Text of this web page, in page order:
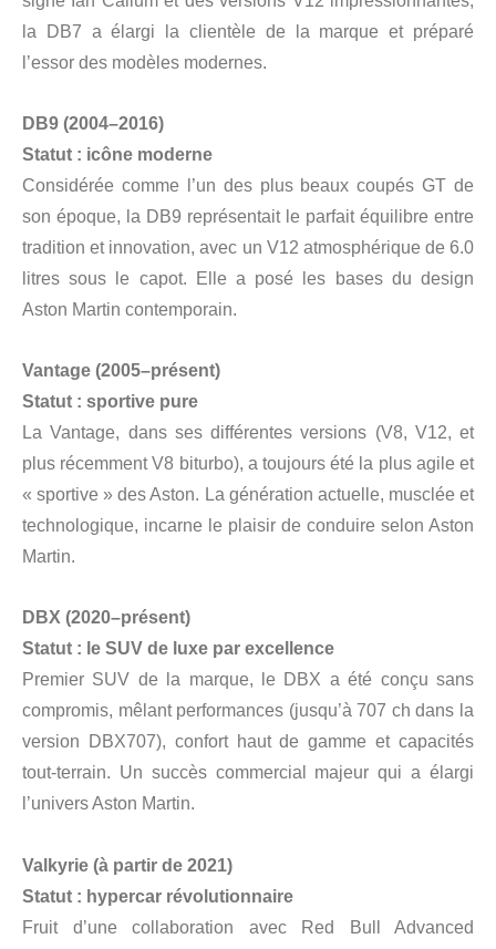
la DB7 a élargi la clientèle de la marque et préparé
l’essor des modèles modernes.
DB9 (2004–2016)
Statut : icône moderne
Considérée comme l’un des plus beaux coupés GT de
son époque, la DB9 représentait le parfait équilibre entre
tradition et innovation, avec un V12 atmosphérique de 6.0
litres sous le capot. Elle a posé les bases du design
Aston Martin contemporain.
Vantage (2005–présent)
Statut : sportive pure
La Vantage, dans ses différentes versions (V8, V12, et
plus récemment V8 biturbo), a toujours été la plus agile et
« sportive » des Aston. La génération actuelle, musclée et
technologique, incarne le plaisir de conduire selon Aston
Martin.
DBX (2020–présent)
Statut : le SUV de luxe par excellence
Premier SUV de la marque, le DBX a été conçu sans
compromis, mêlant performances (jusqu’à 707 ch dans la
version DBX707), confort haut de gamme et capacités
tout-terrain. Un succès commercial majeur qui a élargi
l’univers Aston Martin.
Valkyrie (à partir de 2021)
Statut : hypercar révolutionnaire
Fruit d’une collaboration avec Red Bull Advanced